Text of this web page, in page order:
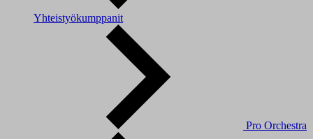
Yhteistyökumppanit
Pro Orchestra